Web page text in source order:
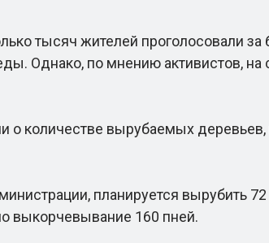
тысяч жителей проголосовали за
Однако, по мнению активистов, на
о количестве вырубаемых
планируется вырубить 72
выкорчевывание 160 пней.